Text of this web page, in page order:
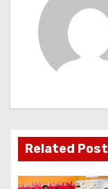
g
a
t
Related Post